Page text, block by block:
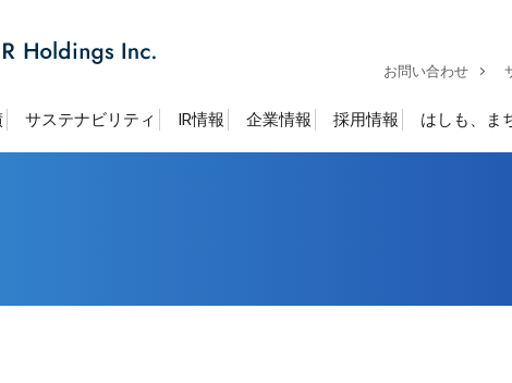
お問い合わせ
サステナビリティ IR情報 企業情報 採用情報 はしも、ま